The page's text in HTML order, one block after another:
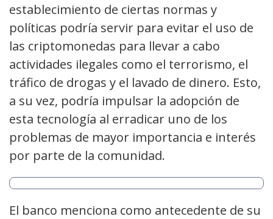
establecimiento de ciertas normas y
políticas podría servir para evitar el uso de
las criptomonedas para llevar a cabo
actividades ilegales como el terrorismo, el
tráfico de drogas y el lavado de dinero. Esto,
a su vez, podría impulsar la adopción de
esta tecnología al erradicar uno de los
problemas de mayor importancia e interés
por parte de la comunidad.
El banco menciona como antecedente de su